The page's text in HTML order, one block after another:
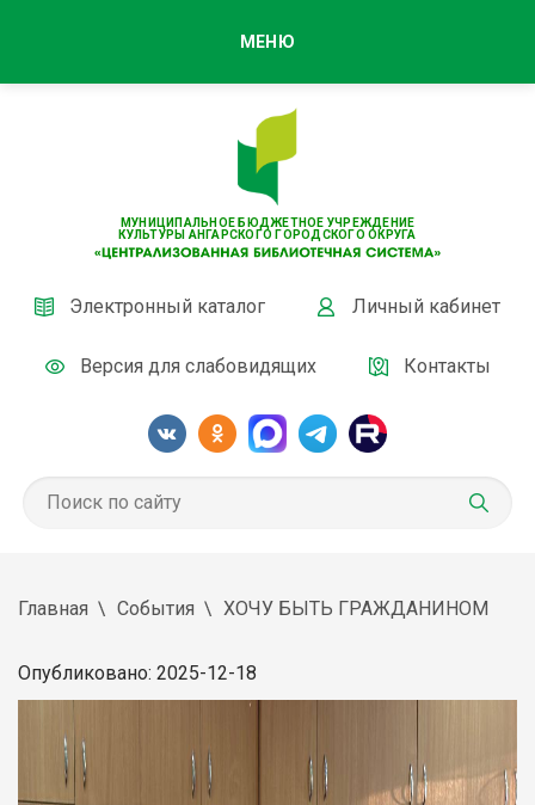
МУНИЦИПАЛЬНОЕ БЮДЖЕТНОЕ УЧРЕЖДЕНИЕ
КУЛЬТУРЫ АНГАРСКОГО ГОРОДСКОГО ОКРУГА
Электронный каталог Личный кабинет
Версия для слабовидящих Контакты
МЕНЮ
Главная События ХОЧУ БЫТЬ ГРАЖДАНИНОМ
Опубликовано: 2025-12-18